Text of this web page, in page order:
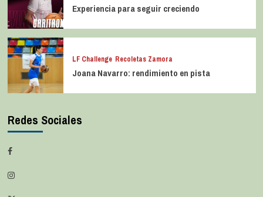
Experiencia para seguir creciendo
LF Challenge Recoletas Zamora
Joana Navarro: rendimiento en pista
Redes Sociales